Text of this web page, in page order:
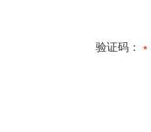
验证码：